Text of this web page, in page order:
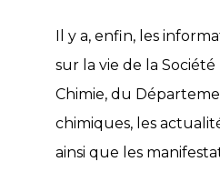
Il y a, enfin, les
sur la vie de la Société
Chimie, du
chimiques, les
ainsi que les